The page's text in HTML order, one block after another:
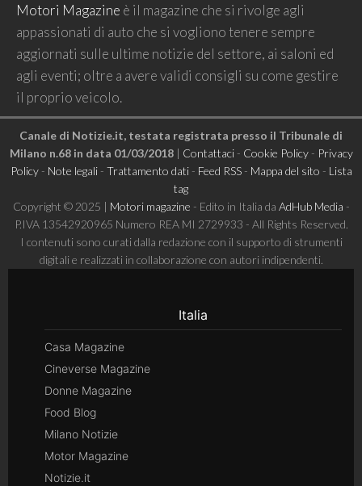
Motori Magazine è il magazine che si rivolge agli
appassionati di auto che si vogliono tenere sempre
aggiornati sulle ultime notizie del settore, ai saloni ed
agli eventi; oltre a avere validi consigli su come gestire
il proprio veicolo.
Canale di Notizie.it, testata registrata presso il Tribunale di
Milano n.68 in data 01/03/2018| Contattaci- Cookie Policy- Privacy
Policy- Note legali- Trattamento dati- Feed RSS- Mappa del sito - Lista
tag
Copyright © 2025 | Motori magazine - Edito in Italia da AdHub Media -
P.IVA 13542920965 Numero REA MI 2729933 - All Rights Reserved.
I contenuti sono curati dalla redazione con il supporto di strumenti
digitali e realizzati in collaborazione con autori indipendenti.
Italia
Casa Magazine
Cineverse Magazine
Donne Magazine
Food Blog
Milano Notizie
Motor Magazine
Notizie.it